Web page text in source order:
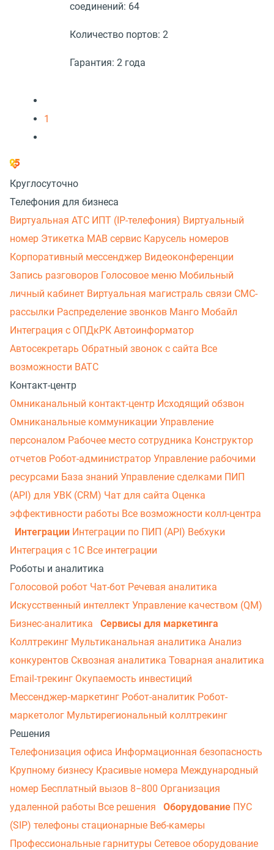
соединений: 64
Количество портов: 2
Гарантия: 2 года
1
Круглосуточно
Телефония для бизнеса
Виртуальная АТС ИПТ (IP-телефония) Виртуальный
номер Этикетка МАВ сервис Карусель номеров
Корпоративный мессенджер Видеоконференции
Запись разговоров Голосовое меню Мобильный
личный кабинет Виртуальная магистраль связи СМС-
рассылки Распределение звонков Манго Мобайл
Интеграция с ОПДкРК Автоинформатор
Автосекретарь Обратный звонок с сайта Все
возможности ВАТС
Контакт-центр
Омниканальный контакт-центр Исходящий обзвон
Омниканальные коммуникации Управление
персоналом Рабочее место сотрудника Конструктор
отчетов Робот-администратор Управление рабочими
ресурсами База знаний Управление сделками ПИП
(API) для УВК (CRM) Чат для сайта Оценка
эффективности работы Все возможности колл-центра
Интеграции Интеграции по ПИП (API) Вебхуки
Интеграция с 1С Все интеграции
Роботы и аналитика
Голосовой робот Чат-бот Речевая аналитика
Искусственный интеллект Управление качеством (QM)
Бизнес-аналитика
Сервисы для маркетинга
Коллтрекинг Мультиканальная аналитика Анализ
конкурентов Сквозная аналитика Товарная аналитика
Email-трекинг Окупаемость инвестиций
Мессенджер‑маркетинг Робот-аналитик Робот-
маркетолог Мультирегиональный коллтрекинг
Решения
Телефонизация офиса Информационная безопасность
Крупному бизнесу Красивые номера Международный
номер Бесплатный вызов 8−800 Организация
удаленной работы Все решения Оборудование ПУС
(SIP) телефоны стационарные Веб-камеры
Профессиональные гарнитуры Сетевое оборудование